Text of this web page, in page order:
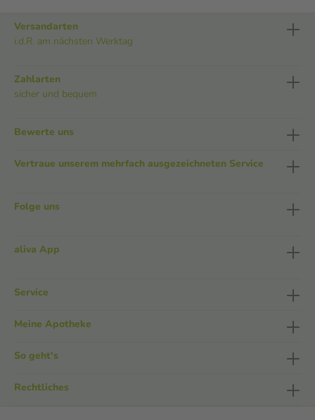
Versandarten
i.d.R. am nächsten Werktag
Zahlarten
sicher und bequem
Bewerte uns
Vertraue unserem mehrfach ausgezeichneten Service
Folge uns
aliva App
Service
Meine Apotheke
So geht's
Rechtliches